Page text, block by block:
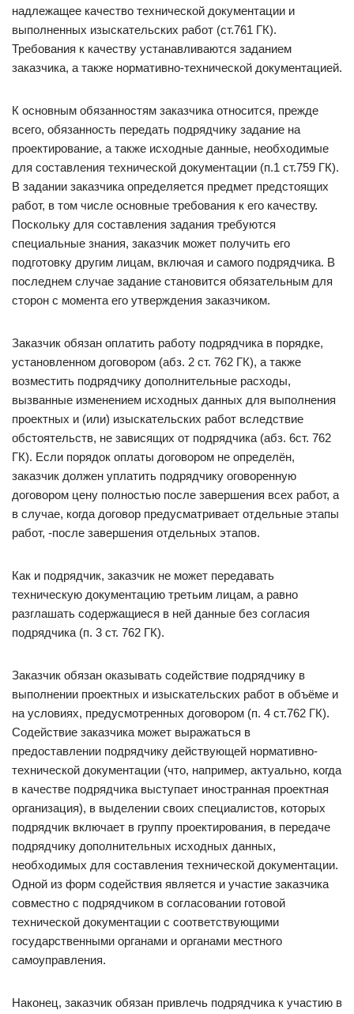
надлежащее качество технической документации и
выполненных изыскательских работ (ст.761 ГК).
Требования к качеству устанавливаются заданием
заказчика, а также нормативно-технической документацией.
К основным обязанностям заказчика относится, прежде
всего, обязанность передать подрядчику задание на
проектирование, а также исходные данные, необходимые
для составления технической документации (п.1 ст.759 ГК).
В задании заказчика определяется предмет предстоящих
работ, в том числе основные требования к его качеству.
Поскольку для составления задания требуются
специальные знания, заказчик может получить его
подготовку другим лицам, включая и самого подрядчика. В
последнем случае задание становится обязательным для
сторон с момента его утверждения заказчиком.
Заказчик обязан оплатить работу подрядчика в порядке,
установленном договором (абз. 2 ст. 762 ГК), а также
возместить подрядчику дополнительные расходы,
вызванные изменением исходных данных для выполнения
проектных и (или) изыскательских работ вследствие
обстоятельств, не зависящих от подрядчика (абз. 6ст. 762
ГК). Если порядок оплаты договором не определён,
заказчик должен уплатить подрядчику оговоренную
договором цену полностью после завершения всех работ, а
в случае, когда договор предусматривает отдельные этапы
работ, -после завершения отдельных этапов.
Как и подрядчик, заказчик не может передавать
техническую документацию третьим лицам, а равно
разглашать содержащиеся в ней данные без согласия
подрядчика (п. 3 ст. 762 ГК).
Заказчик обязан оказывать содействие подрядчику в
выполнении проектных и изыскательских работ в объёме и
на условиях, предусмотренных договором (п. 4 ст.762 ГК).
Содействие заказчика может выражаться в
предоставлении подрядчику действующей нормативно-
технической документации (что, например, актуально, когда
в качестве подрядчика выступает иностранная проектная
организация), в выделении своих специалистов, которых
подрядчик включает в группу проектирования, в передаче
подрядчику дополнительных исходных данных,
необходимых для составления технической документации.
Одной из форм содействия является и участие заказчика
совместно с подрядчиком в согласовании готовой
технической документации с соответствующими
государственными органами и органами местного
самоуправления.
Наконец, заказчик обязан привлечь подрядчика к участию в